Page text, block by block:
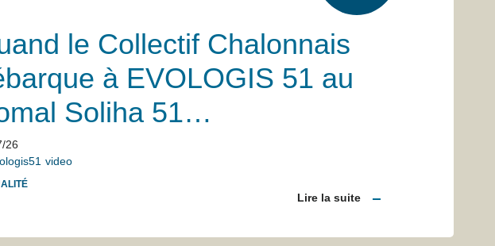
le Collectif Chalonnais
à EVOLOGIS 51 au
Soliha 51…
26
video
Lire la suite